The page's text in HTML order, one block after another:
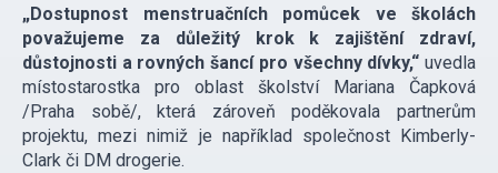
„Dostupnost menstruačních pomůcek ve školách
považujeme za důležitý krok k zajištění zdraví,
důstojnosti a rovných šancí pro všechny dívky,“ uvedla
místostarostka pro oblast školství Mariana Čapková
/Praha sobě/, která zároveň poděkovala partnerům
projektu, mezi nimiž je například společnost Kimberly-
Clark či DM drogerie.